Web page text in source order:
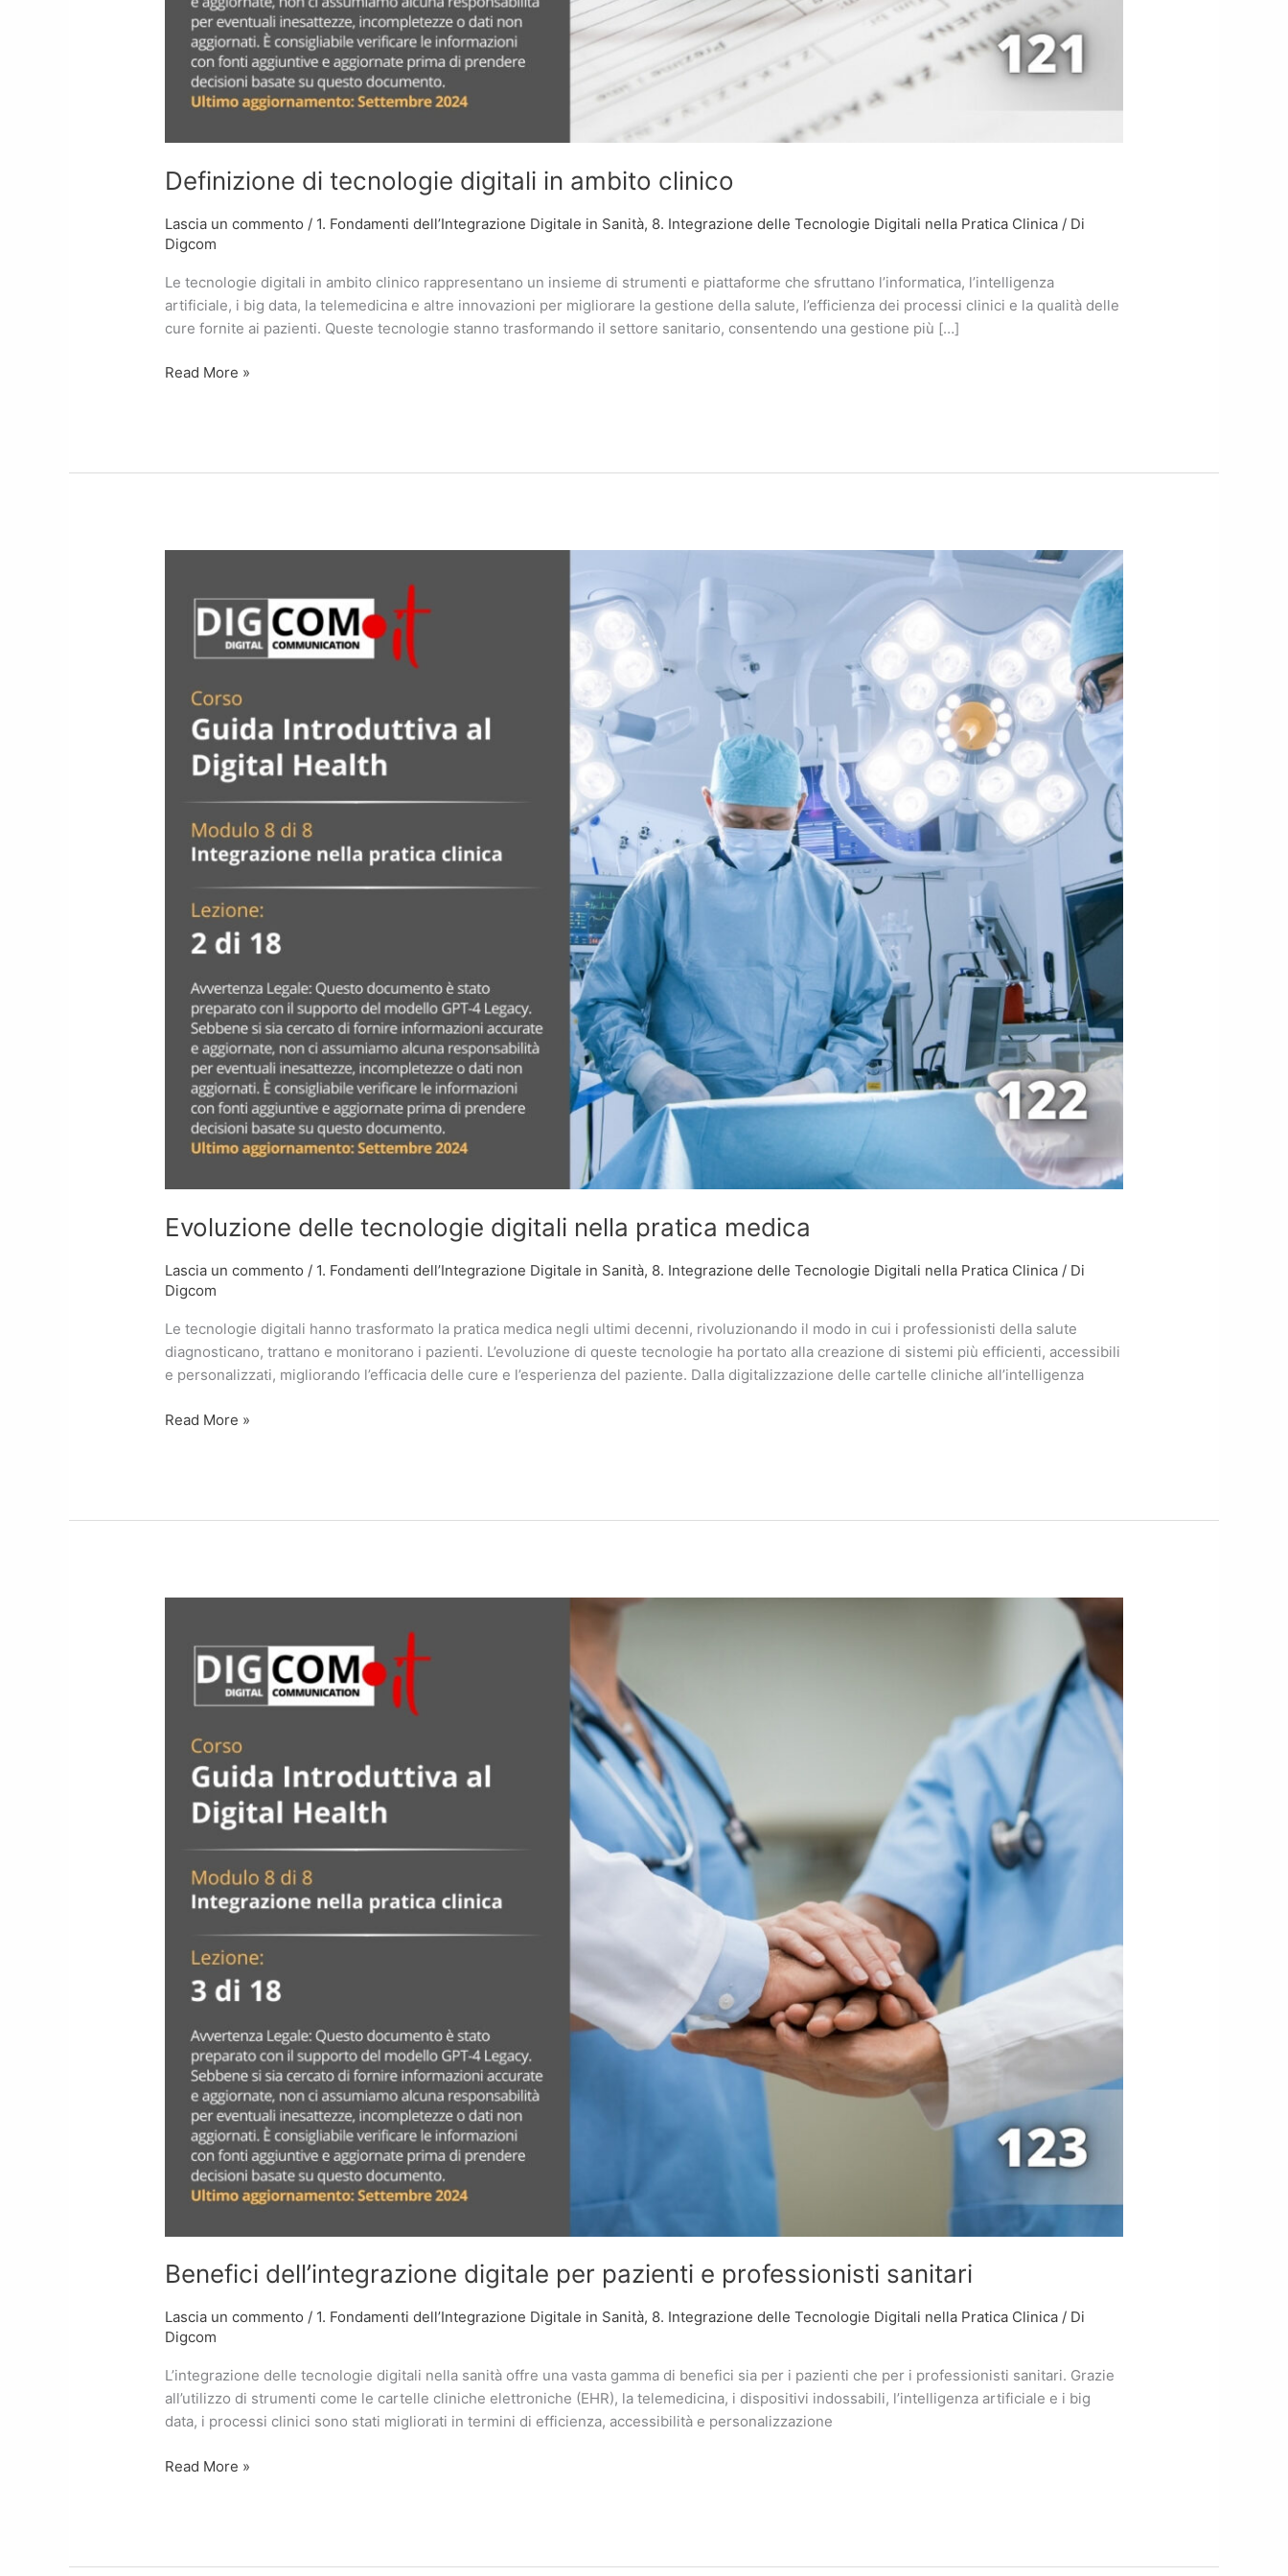
Definizione di tecnologie digitali in ambito clinico
Lascia un commento / 1. Fondamenti dell’Integrazione Digitale in Sanità, 8. Integrazione delle Tecnologie Digitali nella Pratica Clinica / Di
Digcom
Le tecnologie digitali in ambito clinico rappresentano un insieme di strumenti e piattaforme che sfruttano l’informatica, l’intelligenza
artificiale, i big data, la telemedicina e altre innovazioni per migliorare la gestione della salute, l’efficienza dei processi clinici e la qualità delle
cure fornite ai pazienti. Queste tecnologie stanno trasformando il settore sanitario, consentendo una gestione più […]
Read More »
Evoluzione delle tecnologie digitali nella pratica medica
Lascia un commento / 1. Fondamenti dell’Integrazione Digitale in Sanità, 8. Integrazione delle Tecnologie Digitali nella Pratica Clinica / Di
Digcom
Le tecnologie digitali hanno trasformato la pratica medica negli ultimi decenni, rivoluzionando il modo in cui i professionisti della salute
diagnosticano, trattano e monitorano i pazienti. L’evoluzione di queste tecnologie ha portato alla creazione di sistemi più efficienti, accessibili
e personalizzati, migliorando l’efficacia delle cure e l’esperienza del paziente. Dalla digitalizzazione delle cartelle cliniche all’intelligenza
tecnologie
digitali
nella
medica
Read More »
Benefici dell’integrazione digitale per pazienti e professionisti sanitari
Lascia un commento / 1. Fondamenti dell’Integrazione Digitale in Sanità, 8. Integrazione delle Tecnologie Digitali nella Pratica Clinica / Di
Digcom
L’integrazione delle tecnologie digitali nella sanità offre una vasta gamma di benefici sia per i pazienti che per i professionisti sanitari. Grazie
all’utilizzo di strumenti come le cartelle cliniche elettroniche (EHR), la telemedicina, i dispositivi indossabili, l’intelligenza artificiale e i big
data, i processi clinici sono stati migliorati in termini di efficienza, accessibilità e personalizzazione
digitale
professionisti
sanitari
Read More »